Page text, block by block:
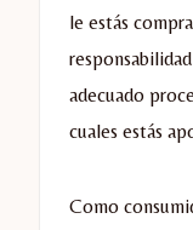
le estás
adecuado
cuales estás
Como